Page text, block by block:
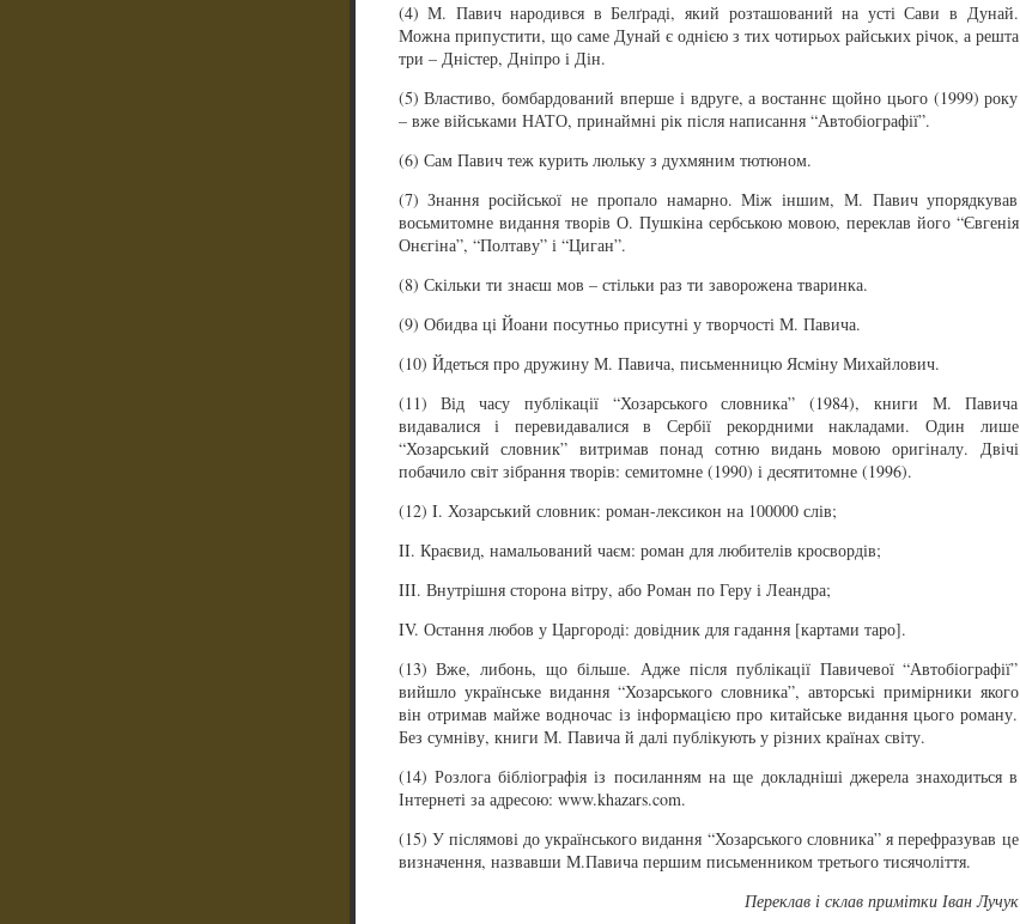
(4) М. Павич народився в Белґраді, який розташований на усті Сави в Дунай.
Можна припустити, що саме Дунай є однією з тих чотирьох райських річок, а решта
три – Дністер, Дніпро і Дін.
(5) Властиво, бомбардований вперше і вдруге, а востаннє щойно цього (1999) року
– вже військами НАТО, принаймні рік після написання “Автобіографії”.
(6) Сам Павич теж курить люльку з духмяним тютюном.
(7) Знання російської не пропало намарно. Між іншим, М. Павич упорядкував
восьмитомне видання творів О. Пушкіна сербською мовою, переклав його “Євгенія
Онєгіна”, “Полтаву” і “Циган”.
(8) Скільки ти знаєш мов – стільки раз ти заворожена тваринка.
(9) Обидва ці Йоани посутньо присутні у творчості М. Павича.
(10) Йдеться про дружину М. Павича, письменницю Ясміну Михайлович.
(11) Від часу публікації “Хозарського словника” (1984), книги М. Павича
видавалися і перевидавалися в Сербії рекордними накладами. Один лише
“Хозарський словник” витримав понад сотню видань мовою оригіналу. Двічі
побачило світ зібрання творів: семитомне (1990) і десятитомне (1996).
(12) I. Хозарський словник: роман-лексикон на 100000 слів;
II. Краєвид, намальований чаєм: роман для любителів кросвордів;
III. Внутрішня сторона вітру, або Роман по Геру і Леандра;
IV. Остання любов у Царгороді: довідник для гадання [картами таро].
(13) Вже, либонь, що більше. Адже після публікації Павичевої “Автобіографії”
вийшло українське видання “Хозарського словника”, авторські примірники якого
він отримав майже водночас із інформацією про китайське видання цього роману.
Без сумніву, книги М. Павича й далі публікують у різних країнах світу.
(14) Розлога бібліографія із посиланням на ще докладніші джерела знаходиться в
Інтернеті за адресою: www.khazars.com.
(15) У післямові до українського видання “Хозарського словника” я перефразував це
визначення, назвавши М.Павича першим письменником третього тисячоліття.
Переклав і склав примітки Іван Лучук